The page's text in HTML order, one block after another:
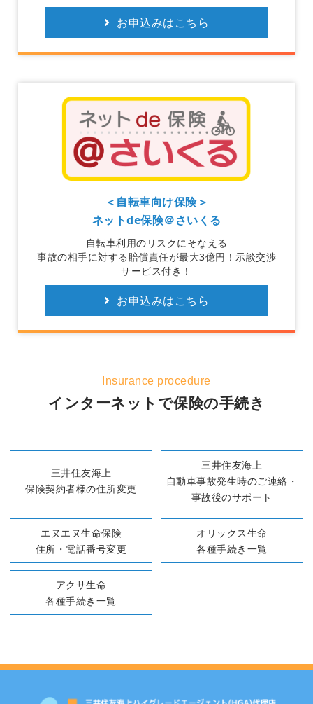
お申込みはこちら
＜自転車向け保険＞
ネットde保険＠さいくる
自転車利用のリスクにそなえる
事故の相手に対する賠償責任が最大3億円！示談交渉
サービス付き！
お申込みはこちら
Insurance procedure
インターネットで保険の手続き
三井住友海上
保険契約者様の住所変更
三井住友海上
自動車事故発生時のご連絡・
事故後のサポート
エヌエヌ生命保険
住所・電話番号変更
オリックス生命
各種手続き一覧
アクサ生命
各種手続き一覧